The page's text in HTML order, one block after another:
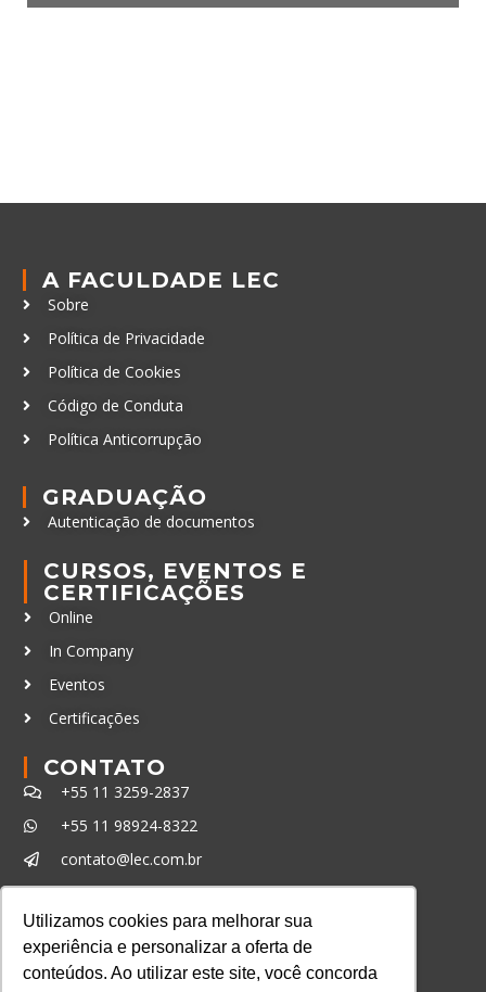
Utilizamos cookies para melhorar sua
experiência e personalizar a oferta de
conteúdos. Ao utilizar este site, você concorda
A FACULDADE LEC
Sobre
Política de Privacidade
Política de Cookies
Código de Conduta
Política Anticorrupção
GRADUAÇÃO
Autenticação de documentos
CURSOS, EVENTOS E
CERTIFICAÇÕES
Online
In Company
Eventos
Certificações
CONTATO
+55 11 3259-2837
+55 11 98924-8322
contato@lec.com.br
Ferramenta Antifraude
Consulte aqui o cadastro da Instituição no